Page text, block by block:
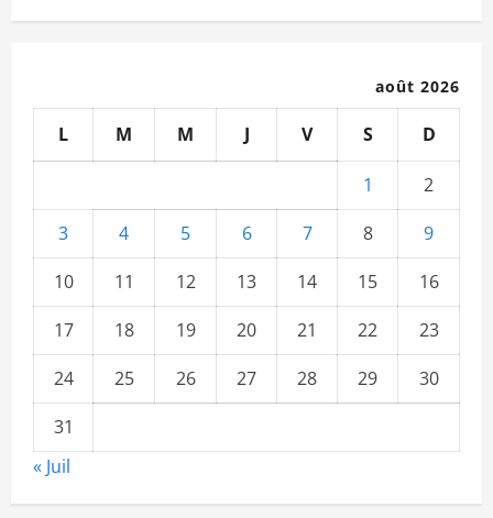
août 2026
L M M J V S D
1
2
3
4 5 6 7 8
9
10
11 12 13 14 15
16
17
18 19 20 21 22
23
24
25 26 27 28 29
30
31
« Juil